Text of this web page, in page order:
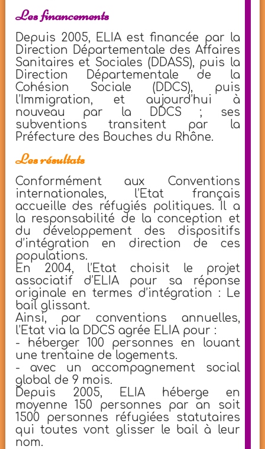
Les financements
Depuis 2005, ELIA est financée par la
Direction Départementale des Affaires
Sanitaires et Sociales (DDASS), puis la
Direction Départementale de la
Cohésion Sociale (DDCS), puis
l’Immigration, et aujourd’hui à
nouveau par la DDCS ; ses
subventions transitent par la
Préfecture des Bouches du Rhône.
Les résultats
Conformément aux Conventions
internationales, l’Etat français
accueille des réfugiés politiques. Il a
la responsabilité de la conception et
du développement des dispositifs
d’intégration en direction de ces
populations.
En 2004, l’Etat choisit le projet
associatif d’ELIA pour sa réponse
originale en termes d’intégration : Le
bail glissant.
Ainsi, par conventions annuelles,
l’Etat via la DDCS agrée ELIA pour :
- héberger 100 personnes en louant
une trentaine de logements.
- avec un accompagnement social
global de 9 mois.
Depuis 2005, ELIA héberge en
moyenne 150 personnes par an soit
1500 personnes réfugiées statutaires
qui toutes vont glisser le bail à leur
nom.